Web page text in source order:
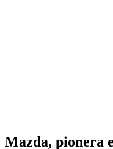
Mazda, pionera